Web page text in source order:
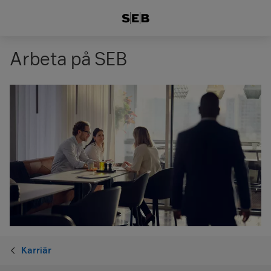
Arbeta på SEB
Karriär